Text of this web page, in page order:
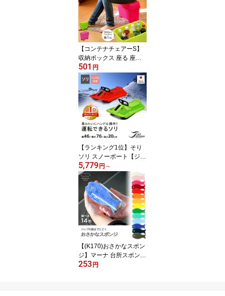
墓参り お盆 ライト 地震
災害 緊急時 復興 避難 明
るい ハンディ―ライト
ミニ MINIMALIGHT 5050
WORKSHOP
【コンテナチェアーS】
収納ボックス 座る 座れ
る イス 椅子 チェアー ボ
ックス収納 おもちゃボッ
クス おもちゃ箱 フタ付
き 車載 ベランダコンテ
ナ ベラコン おしゃれ か
わいい カラフル 子供部
屋 巣ごもり EDLP
501 円
【ランキング1位】そり
ソリ スノーボート【ジェ
ットスレーDX】雪遊び
ハンドル付き 操作 操縦
レジャー ウィンタースポ
ーツ ゲレンデ スキー場
子供用 孫 キッズ 雪滑り
プラスチック製 ひも付
伸和 シンワ ★
5,779 円 ～
【(K170)おさかなスポン
ジ】マーナ 台所スポンジ
食器スポンジ かわいい
253 円